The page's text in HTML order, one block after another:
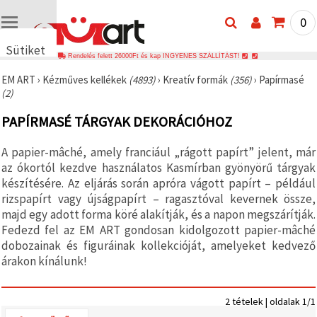
Sütiket
🍪 Cookie-
kat és
technológiákat
használunk
érdekében,
hogy
biztosítsuk
a weboldal
megfelelő
működését,
javítsuk az
Ön
felhasználói
élményét,
és az Ön
elemezzük
0
Rendelés felett 26000Ft és kap INGYENES SZÁLLÍTÁST!
EM ART › Kézműves kellékek (4893)› Kreatív formák (356)› Papírmasé
(2)
PAPÍRMASÉ TÁRGYAK DEKORÁCIÓHOZ
A papier-mâché, amely franciául „rágott papírt” jelent, már
az ókortól kezdve használatos Kasmírban gyönyörű tárgyak
készítésére. Az eljárás során apróra vágott papírt – például
rizspapírt vagy újságpapírt – ragasztóval kevernek össze,
majd egy adott forma köré alakítják, és a napon megszárítják.
Fedezd fel az EM ART gondosan kidolgozott papier-mâché
dobozainak és figuráinak kollekcióját, amelyeket kedvező
árakon kínálunk!
2 tételek | oldalak 1/1